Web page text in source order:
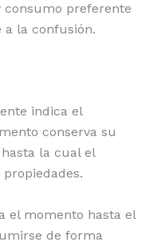
preferente
a la confusión.
indica el
conserva su
la cual el
el momento hasta el
de forma